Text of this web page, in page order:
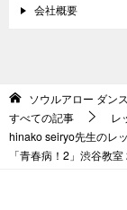
会社概要
ソウルアロー ダン
すべての記事
レ
hinako seiryo先生のレ
「青春病！2」渋谷教